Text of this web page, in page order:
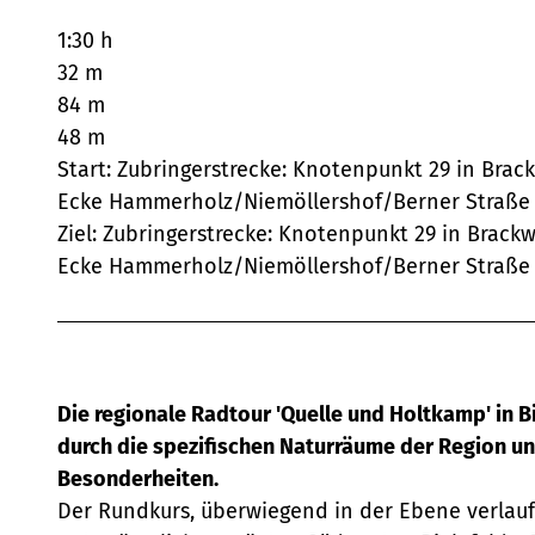
1:30 h
32 m
84 m
48 m
Start: Zubringerstrecke: Knotenpunkt 29 in
Ecke Hammerholz/Niemöllershof/Berner Straße
Ziel: Zubringerstrecke: Knotenpunkt 29 in
Ecke Hammerholz/Niemöllershof/Berner Straße
Die regionale Radtour 'Quelle und Holtkamp' in
durch die spezifischen Naturräume der Region
Besonderheiten.
Der Rundkurs, überwiegend in der Ebene